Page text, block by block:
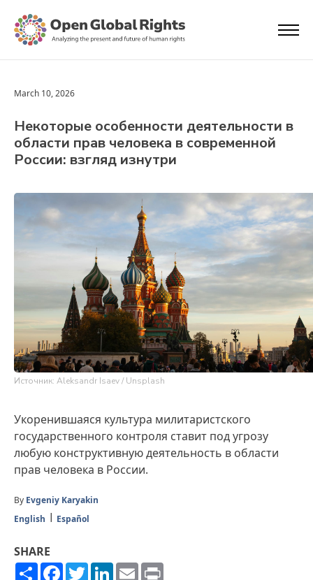
March 10, 2026
Некоторые особенности деятельности в
области прав человека в современной
России: взгляд изнутри
Источник: Aleksandr Isaev / Unsplash
Укоренившаяся культура милитаристского
государственного контроля ставит под угрозу
любую конструктивную деятельность в области
прав человека в России.
By Evgeniy Karyakin
English
Español
SHARE
ShareFacebook
TwitterLinkedIn
Email